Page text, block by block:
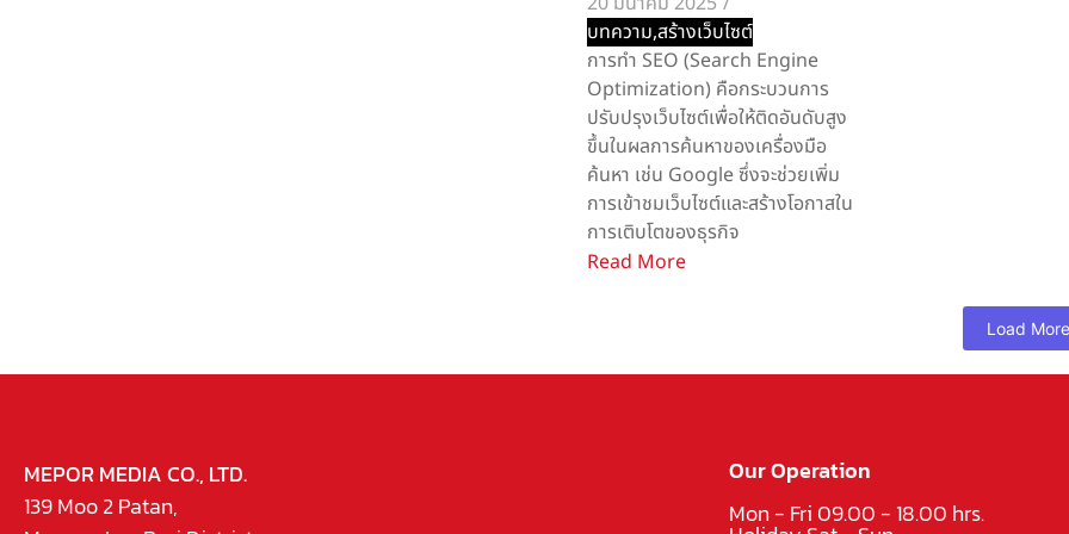
บทความ,สร้างเว็บไซต์
การทำ SEO (Search Engine
Optimization) คือกระบวนการ
ปรับปรุงเว็บไซต์เพื่อให้ติดอันดับสูง
ขึ้นในผลการค้นหาของเครื่องมือ
ค้นหา เช่น Google ซึ่งจะช่วยเพิ่ม
การเข้าชมเว็บไซต์และสร้างโอกาสใน
การเติบโตของธุรกิจ
Read More
Load More
MEPOR MEDIA CO., LTD.
139 Moo 2 Patan,
Our Operation
Mon - Fri 09.00 - 18.00 hrs.